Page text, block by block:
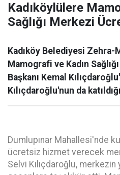
Kadıköylülere
Sağlığı Merkezi
Kadıköy Belediyesi Zehra-
Mamografi ve Kadın
Başkanı Kemal
Kılıçdaroğlu'nun da
Dumlupınar Mahallesi'nde
ücretsiz hizmet verecek
Selvi Kılıçdaroğlu, merkezin